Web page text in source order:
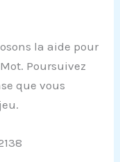
la aide pour
Poursuivez
que vous